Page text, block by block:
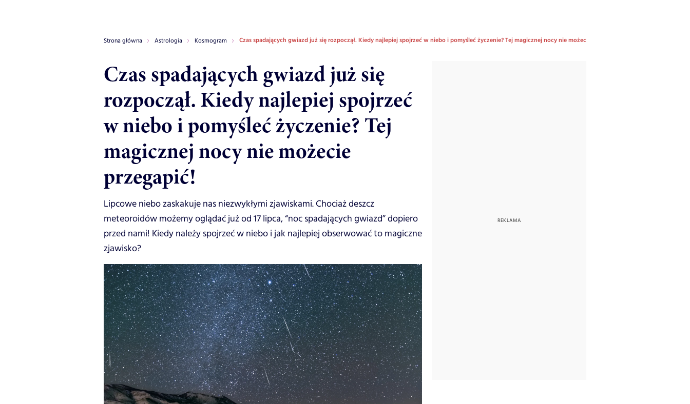
Strona główna Astrologia Kosmogram Czas spadających gwiazd już się rozpoczął. Kiedy najlepiej spojrzeć w niebo i pomyśleć życzenie? Tej magicznej nocy nie możecie przegapić!
Czas spadających gwiazd już się
rozpoczął. Kiedy najlepiej spojrzeć
w niebo i pomyśleć życzenie? Tej
magicznej nocy nie możecie
przegapić!
Lipcowe niebo zaskakuje nas niezwykłymi zjawiskami. Chociaż deszcz
meteoroidów możemy oglądać już od 17 lipca, “noc spadających gwiazd” dopiero
przed nami! Kiedy należy spojrzeć w niebo i jak najlepiej obserwować to magiczne
zjawisko?